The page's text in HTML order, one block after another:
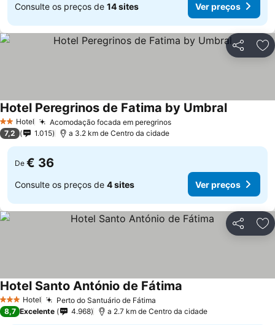
Consulte os preços de 14 sites Ver preços
Partilhar
2 Estrelas
Hotel Acomodação focada em peregrinosVer preços
Hotel Peregrinos de Fatima by UmbralVer
7,2 1.015 a 3.2 km de Centro da cidade
De € 36
Consulte os preços de 4 sites Ver preços
Partilhar
3 EstrelasHotel Perto do Santuário de Fátima
Hotel Santo António de Fátima
8,7 Excelente 4.968 a 2.7 km de Centro da cidade